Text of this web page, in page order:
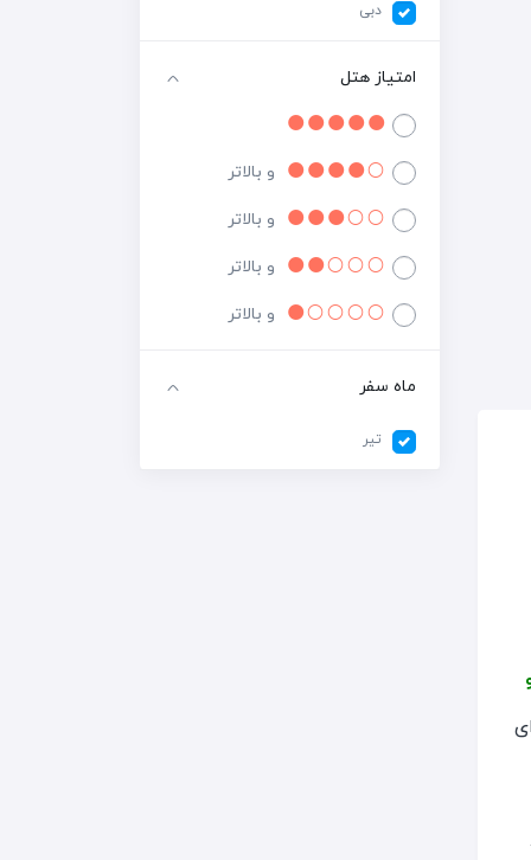
دبی
امتیاز هتل
و بالاتر
و بالاتر
و بالاتر
و بالاتر
ماه سفر
تیر